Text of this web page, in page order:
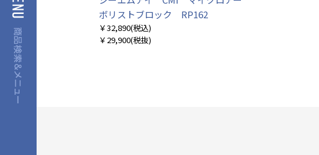
ボリストブロック RP162
￥32,890(税込)
￥29,900(税抜)